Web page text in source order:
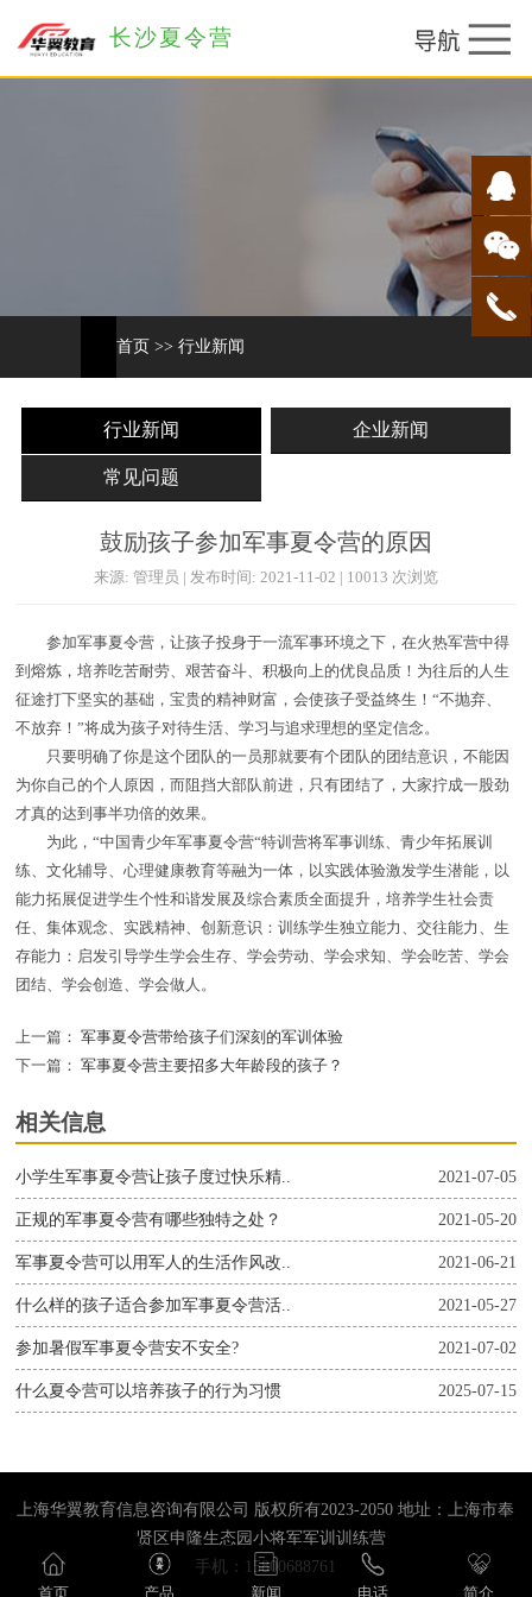
长沙夏令营
首页 >> 行业新闻
行业新闻 企业新闻
常见问题
鼓励孩子参加军事夏令营的原因
来源: 管理员 | 发布时间: 2021-11-02 | 10013 次浏览
参加军事夏令营，让孩子投身于一流军事环境之下，在火热军营中得
到熔炼，培养吃苦耐劳、艰苦奋斗、积极向上的优良品质！为往后的人生
征途打下坚实的基础，宝贵的精神财富，会使孩子受益终生！“不抛弃、
不放弃！”将成为孩子对待生活、学习与追求理想的坚定信念。
只要明确了你是这个团队的一员那就要有个团队的团结意识，不能因
为你自己的个人原因，而阻挡大部队前进，只有团结了，大家拧成一股劲
才真的达到事半功倍的效果。
为此，“中国青少年军事夏令营“特训营将军事训练、青少年拓展训
练、文化辅导、心理健康教育等融为一体，以实践体验激发学生潜能，以
能力拓展促进学生个性和谐发展及综合素质全面提升，培养学生社会责
任、集体观念、实践精神、创新意识：训练学生独立能力、交往能力、生
存能力：启发引导学生学会生存、学会劳动、学会求知、学会吃苦、学会
团结、学会创造、学会做人。
上一篇： 军事夏令营带给孩子们深刻的军训体验
下一篇： 军事夏令营主要招多大年龄段的孩子？
相关信息
2021-07-05
小学生军事夏令营让孩子度过快乐精..
2021-05-20
正规的军事夏令营有哪些独特之处？
2021-06-21
军事夏令营可以用军人的生活作风改..
2021-05-27
什么样的孩子适合参加军事夏令营活..
2021-07-02
参加暑假军事夏令营安不安全?
2025-07-15
什么夏令营可以培养孩子的行为习惯
上海华翼教育信息咨询有限公司 版权所有2023-2050 地址：上海市奉
贤区申隆生态园小将军军训训练营
手机：15800688761
首页 产品 新闻 电话 简介